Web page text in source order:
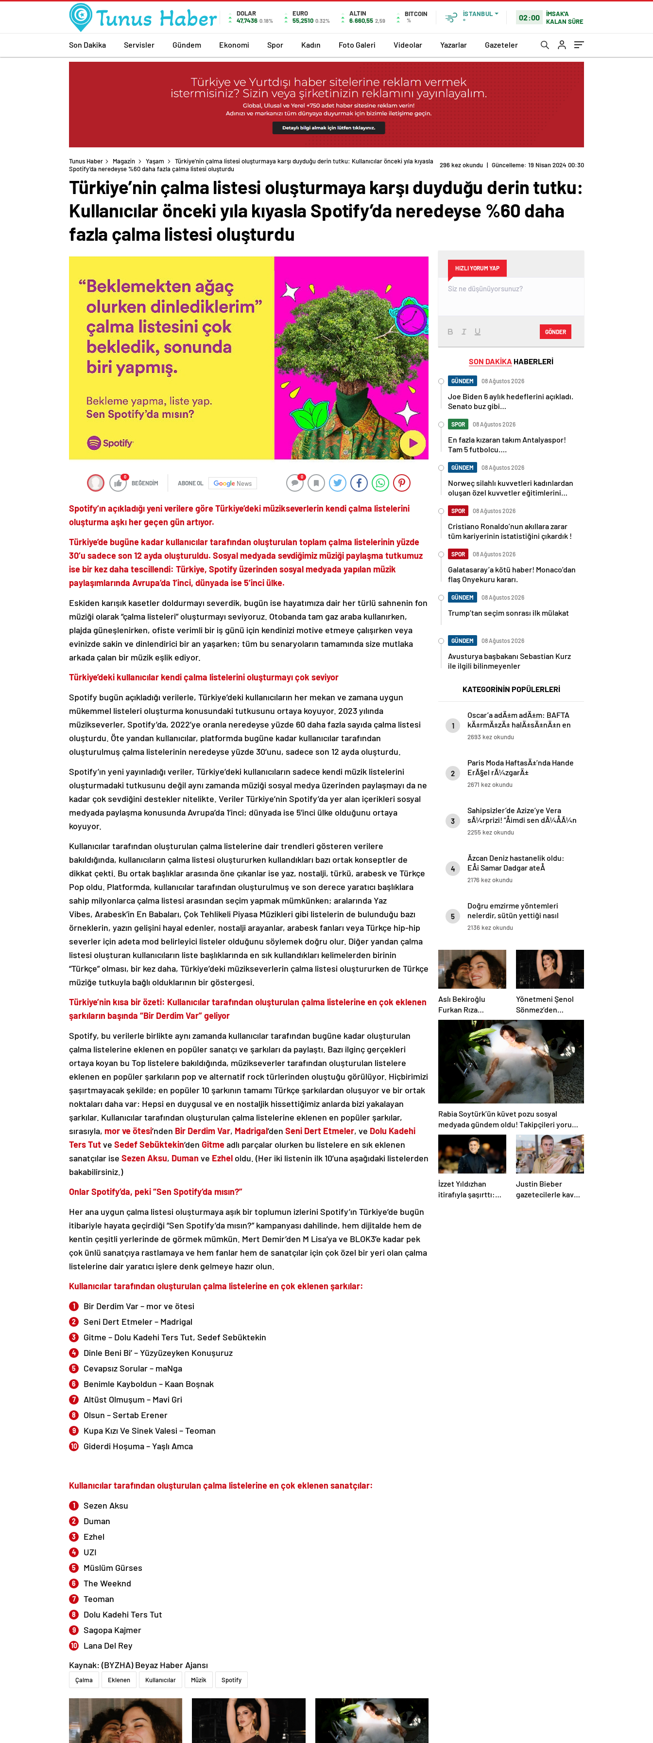
DOLAR
47,7436 0.18%
EURO
55,2510 0.32%
ALTIN
6.660,55 2,59
BITCOIN
%
İSTANBUL
°
02:00
İMSAK'A
KALAN SÜRE
Son Dakika Servisler Gündem Ekonomi Spor Kadın Foto Galeri Videolar Yazarlar Gazeteler
Tunus Haber Magazin Yaşam
Türkiye’nin çalma listesi oluşturmaya karşı duyduğu derin tutku: Kullanıcılar önceki yıla kıyasla
Spotify’da neredeyse %60 daha fazla çalma listesi oluşturdu
296 kez okundu | Güncelleme: 19 Nisan 2024 00:30
Türkiye’nin çalma listesi oluşturmaya karşı duyduğu derin tutku:
Kullanıcılar önceki yıla kıyasla Spotify’da neredeyse %60 daha
fazla çalma listesi oluşturdu
0
BEĞENDİM ABONE OL News
0
Spotify’ın açıkladığı yeni verilere göre Türkiye’deki müzikseverlerin kendi çalma listelerini
oluşturma aşkı her geçen gün artıyor.
Türkiye’de bugüne kadar kullanıcılar tarafından oluşturulan toplam çalma listelerinin yüzde
30’u sadece son 12 ayda oluşturuldu. Sosyal medyada sevdiğimiz müziği paylaşma tutkumuz
ise bir kez daha tescillendi: Türkiye, Spotify üzerinden sosyal medyada yapılan müzik
paylaşımlarında Avrupa’da 1’inci, dünyada ise 5’inci ülke.
Eskiden karışık kasetler doldurmayı severdik, bugün ise hayatımıza dair her türlü sahnenin fon
müziği olarak “çalma listeleri” oluşturmayı seviyoruz. Otobanda tam gaz araba kullanırken,
plajda güneşlenirken, ofiste verimli bir iş günü için kendinizi motive etmeye çalışırken veya
evinizde sakin ve dinlendirici bir an yaşarken; tüm bu senaryoların tamamında size mutlaka
arkada çalan bir müzik eşlik ediyor.
Türkiye’deki kullanıcılar kendi çalma listelerini oluşturmayı çok seviyor
Spotify bugün açıkladığı verilerle, Türkiye’deki kullanıcıların her mekan ve zamana uygun
mükemmel listeleri oluşturma konusundaki tutkusunu ortaya koyuyor. 2023 yılında
müzikseverler, Spotify’da, 2022’ye oranla neredeyse yüzde 60 daha fazla sayıda çalma listesi
oluşturdu. Öte yandan kullanıcılar, platformda bugüne kadar kullanıcılar tarafından
oluşturulmuş çalma listelerinin neredeyse yüzde 30’unu, sadece son 12 ayda oluşturdu.
Spotify’ın yeni yayınladığı veriler, Türkiye’deki kullanıcıların sadece kendi müzik listelerini
oluşturmadaki tutkusunu değil aynı zamanda müziği sosyal medya üzerinden paylaşmayı da ne
kadar çok sevdiğini destekler nitelikte. Veriler Türkiye’nin Spotify’da yer alan içerikleri sosyal
medyada paylaşma konusunda Avrupa’da 1’inci; dünyada ise 5’inci ülke olduğunu ortaya
koyuyor.
Kullanıcılar tarafından oluşturulan çalma listelerine dair trendleri gösteren verilere
bakıldığında, kullanıcıların çalma listesi oluştururken kullandıkları bazı ortak konseptler de
dikkat çekti. Bu ortak başlıklar arasında öne çıkanlar ise yaz, nostalji, türkü, arabesk ve Türkçe
Pop oldu. Platformda, kullanıcılar tarafından oluşturulmuş ve son derece yaratıcı başlıklara
sahip milyonlarca çalma listesi arasından seçim yapmak mümkünken; aralarındaYaz
Vibes, Arabesk’in En Babaları, Çok Tehlikeli Piyasa Müzikleri gibi listelerin de bulunduğu bazı
örneklerin, yazın gelişini hayal edenler, nostalji arayanlar, arabesk fanları veya Türkçe hip-hip
severler için adeta mod belirleyici listeler olduğunu söylemek doğru olur. Diğer yandan çalma
listesi oluşturan kullanıcıların liste başlıklarında en sık kullandıkları kelimelerden birinin
“Türkçe” olması, bir kez daha, Türkiye’deki müzikseverlerin çalma listesi oluştururken de Türkçe
müziğe tutkuyla bağlı olduklarının bir göstergesi.
Türkiye’nin kısa bir özeti: Kullanıcılar tarafından oluşturulan çalma listelerine en çok eklenen
şarkıların başında “Bir Derdim Var” geliyor
Spotify, bu verilerle birlikte aynı zamanda kullanıcılar tarafından bugüne kadar oluşturulan
çalma listelerine eklenen en popüler sanatçı ve şarkıları da paylaştı. Bazı ilginç gerçekleri
ortaya koyan bu Top listelere bakıldığında, müzikseverler tarafından oluşturulan listelere
eklenen en popüler şarkıların pop ve alternatif rock türlerinden oluştuğu görülüyor. Hiçbirimizi
şaşırtmayacak şekilde; en popüler 10 şarkının tamamı Türkçe şarkılardan oluşuyor ve bir ortak
noktaları daha var: Hepsi en duygusal ve en nostaljik hissettiğimiz anlarda bizi yakalayan
şarkılar. Kullanıcılar tarafından oluşturulan çalma listelerine eklenen en popüler şarkılar,
sırasıyla, mor ve ötesi’nden Bir Derdim Var, Madrigal’den Seni Dert Etmeler, ve Dolu Kadehi
Ters Tutve Sedef Sebüktekin’den Gitmeadlı parçalar olurken bu listelere en sık eklenen
sanatçılar ise Sezen Aksu, Duman ve Ezhel oldu. (Her iki listenin ilk 10’una aşağıdaki listelerden
bakabilirsiniz.)
Onlar Spotify’da, peki “Sen Spotify’da mısın?”
Her ana uygun çalma listesi oluşturmaya aşık bir toplumun izlerini Spotify’ın Türkiye’de bugün
itibariyle hayata geçirdiği “Sen Spotify’da mısın?” kampanyası dahilinde, hem dijitalde hem de
kentin çeşitli yerlerinde de görmek mümkün. Mert Demir’den M Lisa’ya ve BLOK3’e kadar pek
çok ünlü sanatçıya rastlamaya ve hem fanlar hem de sanatçılar için çok özel bir yeri olan çalma
listelerine dair yaratıcı işlere denk gelmeye hazır olun.
Kullanıcılar tarafından oluşturulan çalma listelerine en çok eklenen şarkılar:
Bir Derdim Var– mor ve ötesi
Seni Dert Etmeler– Madrigal
Gitme – Dolu Kadehi Ters Tut, Sedef Sebüktekin
Dinle Beni Bi’–Yüzyüzeyken Konuşuruz
Cevapsız Sorular– maNga
Benimle Kayboldun – Kaan Boşnak
Altüst Olmuşum – Mavi Gri
Olsun –Sertab Erener
Kupa Kızı Ve Sinek Valesi –Teoman
Giderdi Hoşuma–Yaşlı Amca
Kullanıcılar tarafından oluşturulan çalma listelerine en çok eklenen sanatçılar:
Sezen Aksu
Duman
Ezhel
UZI
Müslüm Gürses
The Weeknd
Teoman
Dolu Kadehi Ters Tut
Sagopa Kajmer
Lana Del Rey
Kaynak: (BYZHA) Beyaz Haber Ajansı
Çalma Eklenen Kullanıcılar Müzik Spotify
HIZLI YORUM YAP
GÖNDER
SON DAKİKA HABERLERİ
GÜNDEM 08 Ağustos 2026
Joe Biden 6 aylık hedeflerini açıkladı.
Senato buz gibi…
SPOR 08 Ağustos 2026
En fazla kızaran takım Antalyaspor!
Tam 5 futbolcu….
GÜNDEM 08 Ağustos 2026
Norweç silahlı kuvvetleri kadınlardan
oluşan özel kuvvetler eğitimlerini
SPOR 08 Ağustos 2026
Cristiano Ronaldo’nun akıllara zarar
tüm kariyerinin istatistiğini çıkardık !
SPOR 08 Ağustos 2026
Galatasaray’a kötü haber! Monaco’dan
flaş Onyekuru kararı.
GÜNDEM 08 Ağustos 2026
Trump’tan seçim sonrası ilk mülakat
GÜNDEM 08 Ağustos 2026
Avusturya başbakanı Sebastian Kurz
ile ilgili bilinmeyenler
KATEGORİNİN POPÜLERLERİ
1
Oscar’a adÄ±m adÄ±m: BAFTA
kÄ±rmÄ±zÄ± halÄ±sÄ±nÄ±n en
iyi gÃ¶rÃ¼nÃ¼mleri
2693 kez okundu
2
Paris Moda HaftasÄ±’nda Hande
ErÃ§el rÃ¼zgarÄ±
2671 kez okundu
3
Sahipsizler’de Azize’ye Vera
sÃ¼rprizi! “Åimdi sen dÃ¼ÅÃ¼n
Devran”
2255 kez okundu
4
Ãzcan Deniz hastanelik oldu:
EÅi Samar Dadgar ateÅ
pÃ¼skÃ¼rdÃ¼
2176 kez okundu
5
Doğru emzirme yöntemleri
nelerdir, sütün yettiği nasıl
anlaşılır?
2136 kez okundu
Aslı Bekiroğlu
Furkan Rıza
Demirel’den ayrıldı:
“Mis gibi bitti”
Yönetmeni Şenol
Sönmez’den
ayrılmıştı! Hadise
konserinde içini
döktü
Rabia Soytürk’ün küvet pozu sosyal
medyada gündem oldu! Takipçileri yorum
yağdırdı
İzzet Yıldızhan
itirafıyla şaşırttı:
Justin Bieber
gazetecilerle kavga